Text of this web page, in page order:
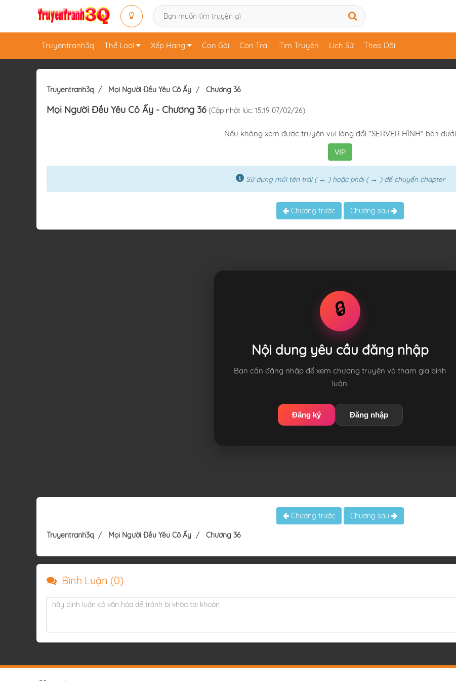
Truyentranh3q Thể Loại Xếp Hạng Con Gái Con Trai Tìm Truyện Lịch Sử Theo Dõi
Truyentranh3q Mọi Người Đều Yêu Cô Ấy Chương 36
Mọi Người Đều Yêu Cô Ấy - Chương 36 (Cập nhật lúc: 15:19 07/02/26)
Nếu không xem được truyện vui lòng đổi "SERVER HÌNH" bên dưới
VIP
Sử dụng mũi tên trái ( ← ) hoặc phải ( → ) để chuyển chapter
Chương trước Chương sau
🔒
Nội dung yêu cầu đăng nhập
Bạn cần đăng nhập để xem chương truyện và tham gia bình
luận.
Đăng ký Đăng nhập
Chương trước Chương sau
Truyentranh3q Mọi Người Đều Yêu Cô Ấy Chương 36
Bình Luận (0)
hãy bình luận có văn hóa để tránh bị khóa tài khoản